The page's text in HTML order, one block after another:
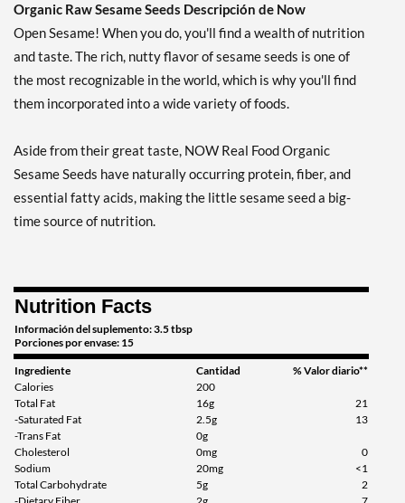
Organic Raw Sesame Seeds Descripción de Now
Open Sesame! When you do, you'll find a wealth of nutrition
and taste. The rich, nutty flavor of sesame seeds is one of
the most recognizable in the world, which is why you'll find
them incorporated into a wide variety of foods.
Aside from their great taste, NOW Real Food Organic
Sesame Seeds have naturally occurring protein, fiber, and
essential fatty acids, making the little sesame seed a big-
time source of nutrition.
Nutrition Facts
Información del suplemento: 3.5 tbsp
Porciones por envase: 15
Ingrediente Cantidad
% Valor diario**
Calories
200
Total Fat
16g
21
-Saturated Fat
2.5g
13
-Trans Fat
0g
Cholesterol
0mg
0
Sodium
20mg
<1
Total Carbohydrate
5g
2